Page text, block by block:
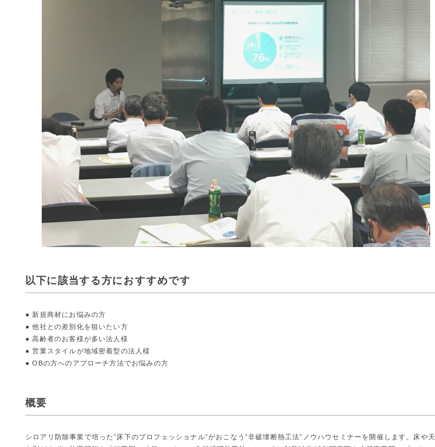
以下に該当する方におすすめです
● 新規商材にお悩みの方
● 他社との差別化を狙いたい方
● 高齢者のお客様が多い法人様
● 営業スタイルが地域密着型の法人様
● OBの方へのアプローチ方法でお悩みの方
概要
シロアリ防除事業で培った”床下のプロフェッショナル”がおこなう”非破壊断熱工法”ノウハウセミナーを開催します。床や